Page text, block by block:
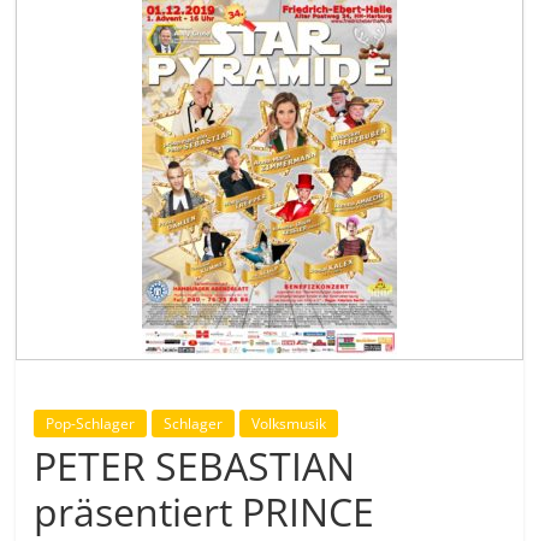
Pop-Schlager Schlager Volksmusik
PETER SEBASTIAN
präsentiert PRINCE